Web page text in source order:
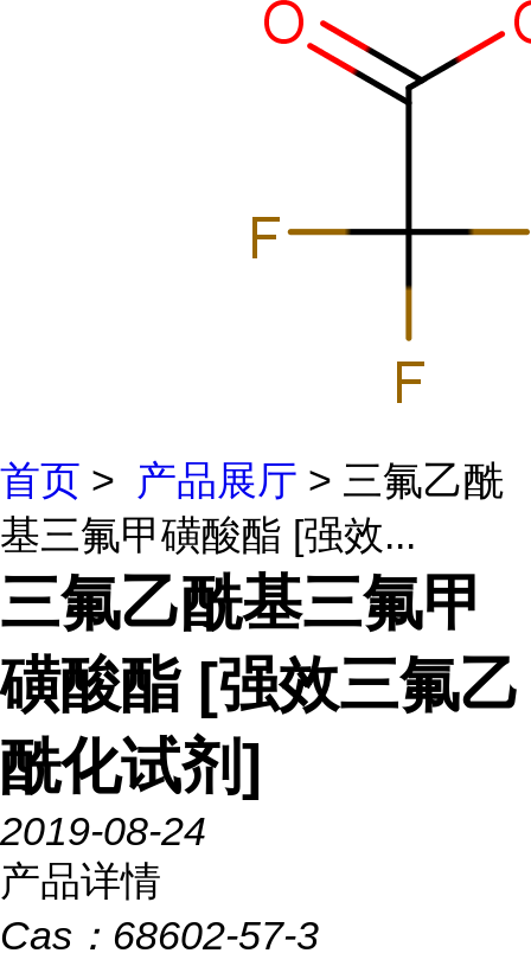
首页 > 产品展厅 > 三氟乙酰
基三氟甲磺酸酯 [强效...
三氟乙酰基三氟甲
磺酸酯 [强效三氟乙
酰化试剂]
2019-08-24
产品详情
Cas： 68602-57-3